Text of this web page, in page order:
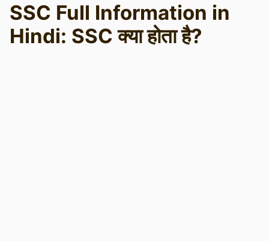
SSC Full Information in
Hindi: SSC क्या होता है?